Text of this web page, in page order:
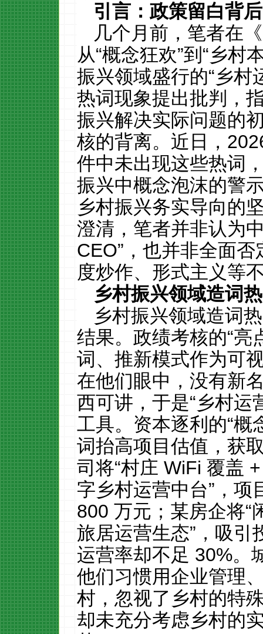
引言：政策留白背
几个月前，笔者在
从“概念狂欢”到“乡村
振兴领域盛行的“乡村
热词现象提出批判，
振兴解决实际问题的
核的背离。近日，
件中未出现这些热词
振兴中概念泡沫的警
乡村振兴务实导向的
澄清，笔者并非认为
CEO”，也并非全面
度炒作、形式主义等
乡村振兴领域造词
乡村振兴领域造词
结果。政绩考核的“亮
词、推新模式作为可
在他们眼中，没有新
西可讲，于是“乡村运
工具。资本逐利的“概
词抬高项目估值，获
司将“村庄 WiFi 覆盖
字乡村运营中台”，项
800 万元；某房企将“
旅居运营生态”，吸引
运营率却不足 30%。
他们习惯用企业管理
村，忽视了乡村的特
却未充分考虑乡村的